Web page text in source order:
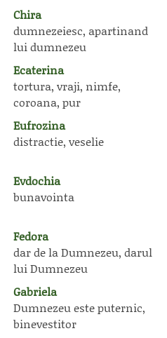
Chira
dumnezeiesc, apartinand
lui dumnezeu
Ecaterina
tortura, vraji, nimfe,
coroana, pur
Eufrozina
distractie, veselie
Evdochia
bunavointa
Fedora
dar de la Dumnezeu, darul
lui Dumnezeu
Gabriela
Dumnezeu este puternic,
binevestitor